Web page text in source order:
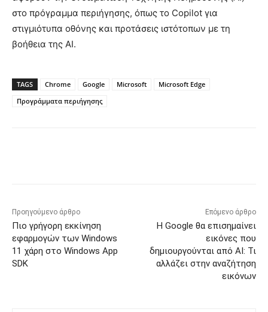
στο πρόγραμμα περιήγησης, όπως το Copilot για
στιγμιότυπα οθόνης και προτάσεις ιστότοπων με τη
βοήθεια της AI.
TAGS Chrome Google Microsoft
Microsoft Edge
Προγράμματα περιήγησης
Προηγούμενο άρθρο
Πιο γρήγορη εκκίνηση
εφαρμογών των Windows
11 χάρη στο Windows App
SDK
Επόμενο άρθρο
Η Google θα επισημαίνει
εικόνες που
δημιουργούνται από AI: Τι
αλλάζει στην αναζήτηση
εικόνων